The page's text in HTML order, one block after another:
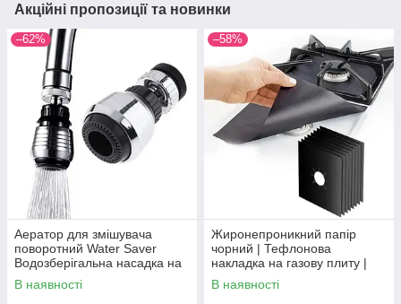
Акційні пропозиції та новинки
–62%
Аератор для змішувача
поворотний Water Saver
Водозберігальна насадка на
кран
В наявності
–58%
Жиронепроникний папір
чорний | Тефлонова
накладка на газову плиту |
Захисний папір для плити
В наявності